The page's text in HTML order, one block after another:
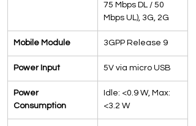
75 Mbps DL / 50
Mbps UL), 3G, 2G
Mobile Module 3GPP Release 9
Power Input 5V via micro USB
Power
Consumption
Idle: <0.9 W, Max:
<3.2 W